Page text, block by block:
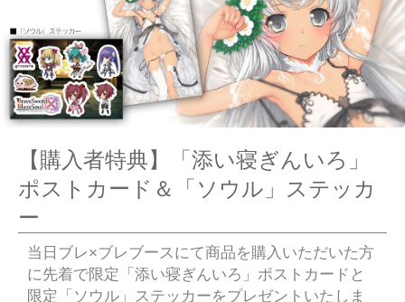
【購入者特典】「添い寝ぎんいろ」
ポストカード＆「ソウル」ステッカ
ー
当日ブレ×ブレブースにて商品を購入いただいた方
に先着で限定「添い寝ぎんいろ」ポストカードと
限定「ソウル」ステッカーをプレゼントいたしま